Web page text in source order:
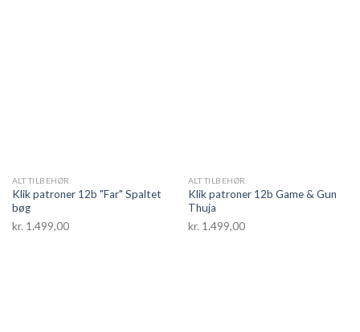
ALT TILBEHØR
Klik patroner 12b "Far" Spaltet
bøg
kr. 1.499,00
ALT TILBEHØR
Klik patroner 12b Game & Gun
Thuja
kr. 1.499,00